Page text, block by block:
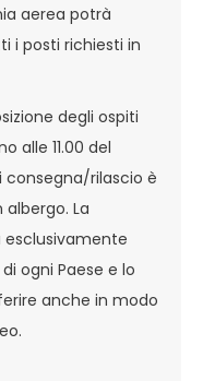
aerea potrà
i posti richiesti in
degli ospiti
alle 11.00 del
consegna/rilascio è
La
ogni Paese e lo
anche in modo